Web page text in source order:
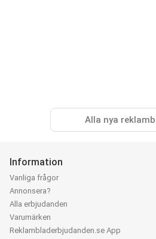
Alla nya
Information
Vanliga frågor
Annonsera?
Alla erbjudanden
Varumärken
Reklambladerbjudanden.se App